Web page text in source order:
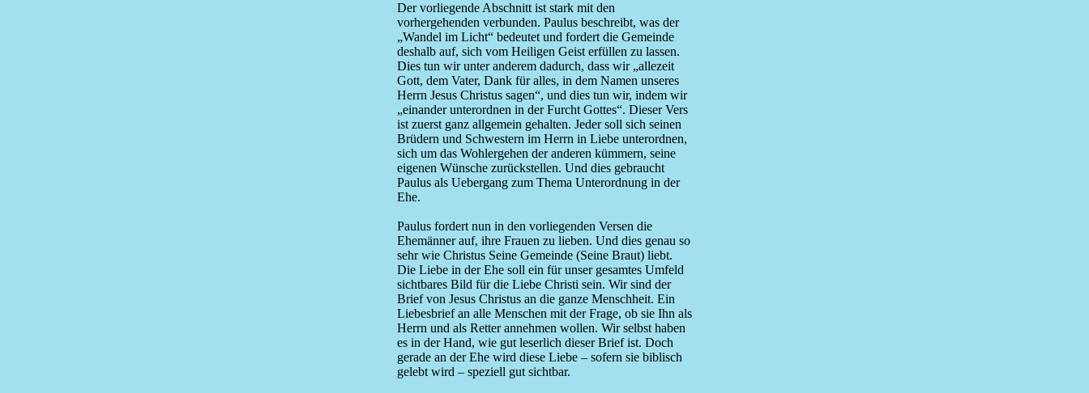
Der vorliegende Abschnitt ist stark mit den
vorhergehenden verbunden. Paulus beschreibt, was der
„Wandel im Licht“ bedeutet und fordert die Gemeinde
deshalb auf, sich vom Heiligen Geist erfüllen zu lassen.
Dies tun wir unter anderem dadurch, dass wir „allezeit
Gott, dem Vater, Dank für alles, in dem Namen unseres
Herrn Jesus Christus sagen“, und dies tun wir, indem wir
„einander unterordnen in der Furcht Gottes“. Dieser Vers
ist zuerst ganz allgemein gehalten. Jeder soll sich seinen
Brüdern und Schwestern im Herrn in Liebe unterordnen,
sich um das Wohlergehen der anderen kümmern, seine
eigenen Wünsche zurückstellen. Und dies gebraucht
Paulus als Uebergang zum Thema Unterordnung in der
Ehe.
Paulus fordert nun in den vorliegenden Versen die
Ehemänner auf, ihre Frauen zu lieben. Und dies genau so
sehr wie Christus Seine Gemeinde (Seine Braut) liebt.
Die Liebe in der Ehe soll ein für unser gesamtes Umfeld
sichtbares Bild für die Liebe Christi sein. Wir sind der
Brief von Jesus Christus an die ganze Menschheit. Ein
Liebesbrief an alle Menschen mit der Frage, ob sie Ihn als
Herrn und als Retter annehmen wollen. Wir selbst haben
es in der Hand, wie gut leserlich dieser Brief ist. Doch
gerade an der Ehe wird diese Liebe – sofern sie biblisch
gelebt wird – speziell gut sichtbar.